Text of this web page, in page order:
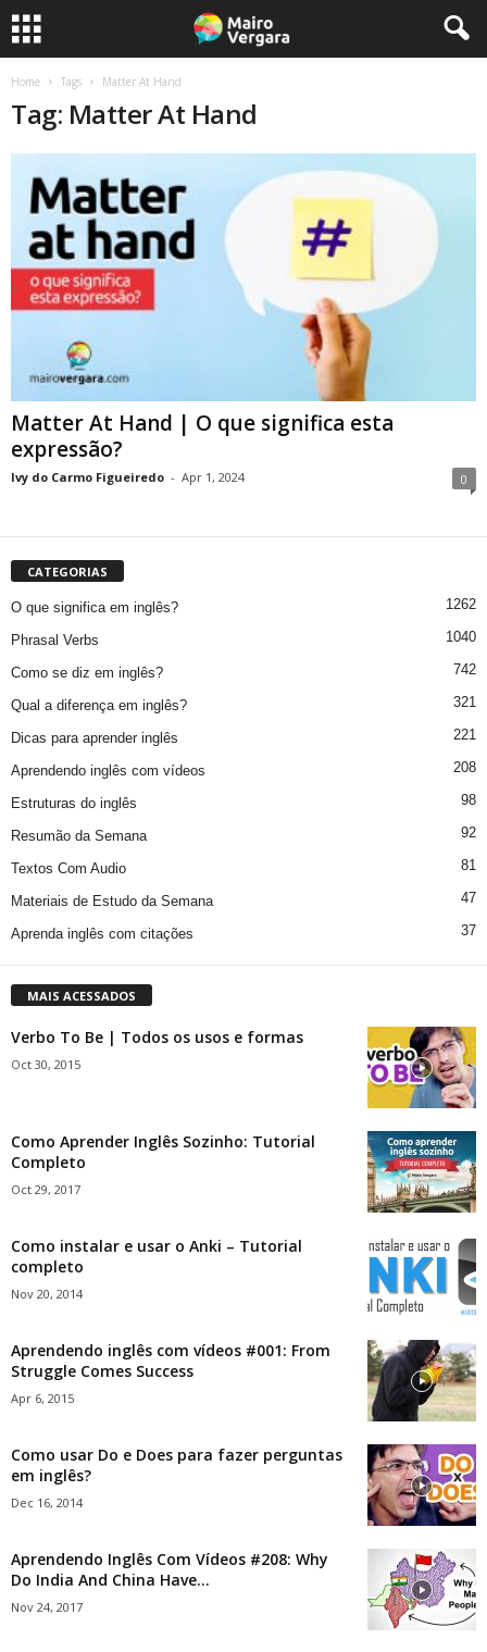
Home Tags Matter At Hand
Tag: Matter At Hand
Matter At Hand | O que significa esta
expressão?
Ivy do Carmo Figueiredo - Apr 1, 2024 0
CATEGORIAS
O que significa em inglês? 1262
Phrasal Verbs 1040
Como se diz em inglês? 742
Qual a diferença em inglês? 321
Dicas para aprender inglês 221
Aprendendo inglês com vídeos 208
Estruturas do inglês 98
Resumão da Semana 92
Textos Com Audio 81
Materiais de Estudo da Semana 47
Aprenda inglês com citações 37
MAIS ACESSADOS
Verbo To Be | Todos os usos e formas
Oct 30, 2015
Como Aprender Inglês Sozinho: Tutorial
Completo
Oct 29, 2017
Como instalar e usar o Anki – Tutorial
completo
Nov 20, 2014
Aprendendo inglês com vídeos #001: From
Struggle Comes Success
Apr 6, 2015
Como usar Do e Does para fazer perguntas
em inglês?
Dec 16, 2014
Aprendendo Inglês Com Vídeos #208: Why
Do India And China Have...
Nov 24, 2017